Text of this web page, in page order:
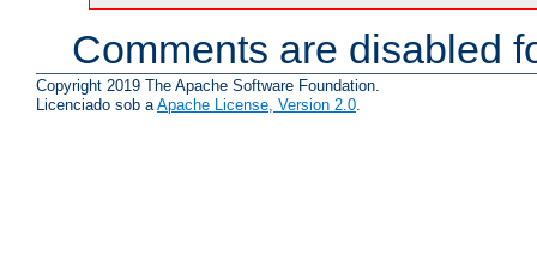
Comments are disabled
Copyright 2019 The Apache Software Foundation.
Licenciado sob aApache License, Version 2.0.